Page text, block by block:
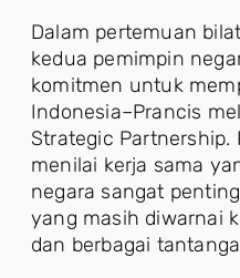
Dalam pertemuan
kedua pemimpin
komitmen untuk
Indonesia–Prancis
Strategic Partnership.
menilai kerja sama
negara sangat
yang masih diwarnai
dan berbagai